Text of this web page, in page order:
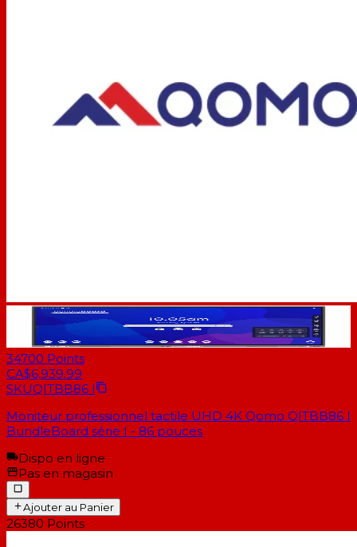
34700 Points
CA$6,939.99
SKUQITBB86 I
Moniteur professionnel tactile UHD 4K Qomo QITBB86 I
BundleBoard série I - 86 pouces
Dispo en ligne
Pas en magasin
Ajouter au Panier
26380 Points